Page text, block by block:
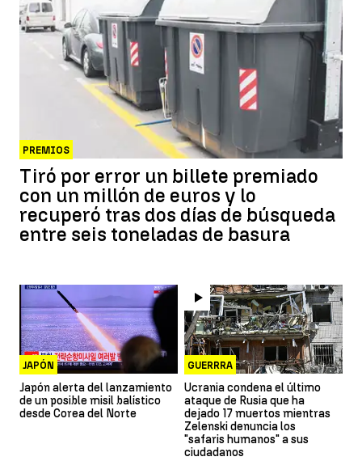
PREMIOS
Tiró por error un billete premiado
con un millón de euros y lo
recuperó tras dos días de búsqueda
entre seis toneladas de basura
JAPÓN
Japón alerta del lanzamiento
de un posible misil balístico
desde Corea del Norte
GUERRRA
Ucrania condena el último
ataque de Rusia que ha
dejado 17 muertos mientras
Zelenski denuncia los
"safaris humanos" a sus
ciudadanos